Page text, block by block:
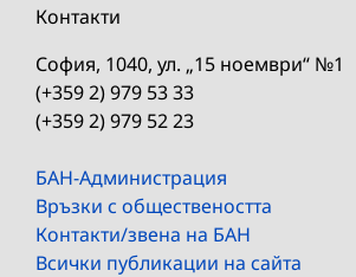
Контакти
София, 1040, ул. „15 ноември“ №1
(+359 2) 979 53 33
(+359 2) 979 52 23
БАН-Администрация
Връзки с обществеността
Контакти/звена на БАН
Всички публикации на сайта